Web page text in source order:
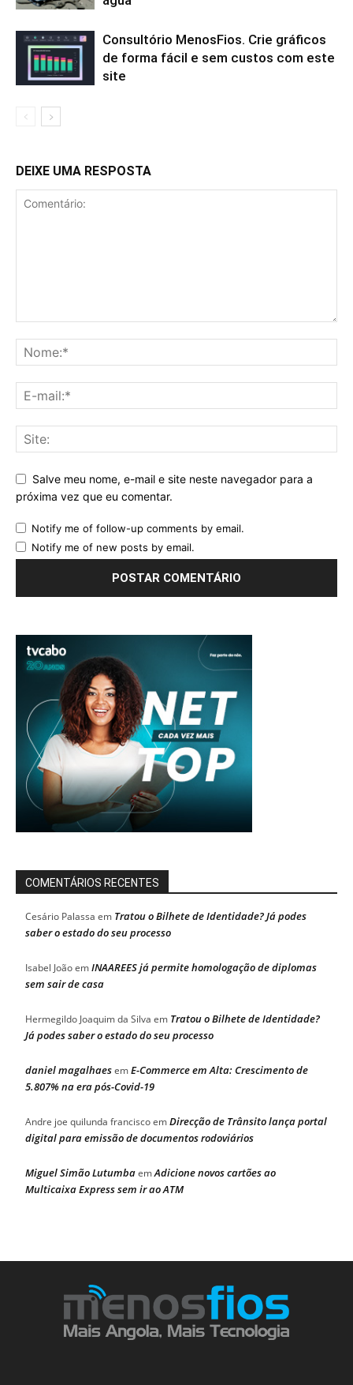
Consultório MenosFios. Crie gráficos
de forma fácil e sem custos com este
site
DEIXE UMA RESPOSTA
Salve meu nome, e-mail e site neste navegador para a
próxima vez que eu comentar.
Notify me of follow-up comments by email.
Notify me of new posts by email.
COMENTÁRIOS RECENTES
Cesário Palassa em Tratou o Bilhete de Identidade? Já podes
saber o estado do seu processo
Isabel JoãoemINAAREES já permite homologação de diplomas
sem sair de casa
Hermegildo Joaquim da Silva em Tratou o Bilhete de Identidade?
Já podes saber o estado do seu processo
daniel magalhaesemE-Commerce em Alta: Crescimento de
5.807% na era pós-Covid-19
Andre joe quilunda franciscoemDirecção de Trânsito lança portal
digital para emissão de documentos rodoviários
Miguel Simão LutumbaemAdicione novos cartões ao
Multicaixa Express sem ir ao ATM